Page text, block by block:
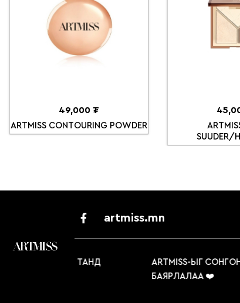
49,000 ₮
ARTMISS CONTOURING POWDER
SUUDER/
artmiss.mn
ТАНД
ARTMISS-ЫГ СОНГОН
БАЯРЛАЛАА ❤️